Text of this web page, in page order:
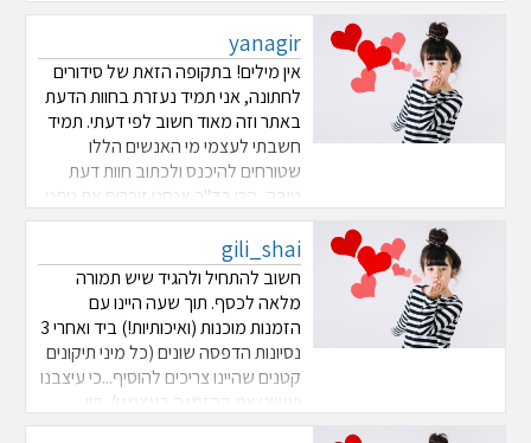
ועזרו לנו לתקן בעיה שהייתה בקובץ
שהכנו. ודבר אחרון - הם הדפיסו את כל
הכמות במקום כולל דוגמה ללא
תשלום.. ...
yanagir
אין מילים! בתקופה הזאת של סידורים
לחתונה, אני תמיד נעזרת בחוות הדעת
באתר וזה מאוד חשוב לפי דעתי. תמיד
חשבתי לעצמי מי האנשים הללו
שטורחים להיכנס ולכתוב חוות דעת
טובה, הרי בד"כ אנחנו זוכרים את נותני
השירותים הגרועים שנתקלנו בהם ואת
הטובים שוכחים מהר. אז הפעם אני לא
שוכחת כי באמת היינו מרוצים עד הגג!
ב ...
gili_shai
חשוב להתחיל ולהגיד שיש תמורה
מלאה לכסף. תוך שעה היינו עם
הזמנות מוכנות (ואיכותיות!) ביד ואחרי 3
נסיונות הדפסה שונים (כל מיני תיקונים
קטנים שהיינו צריכים להוסיף...כי עיצבנו
ועשינו את ההזמנה בעצמנו). היו
אדיבים לגמרי, מהירים ושירותיים.